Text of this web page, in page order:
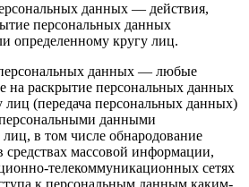
данных — действия,
персональных данных
определенному кругу лиц.
данных — любые
на раскрытие персональных данных
лиц (передача персональных данных)
данными
в том числе обнародование
массовой информации,
телекоммуникационных сетях
к персональным данным каким-